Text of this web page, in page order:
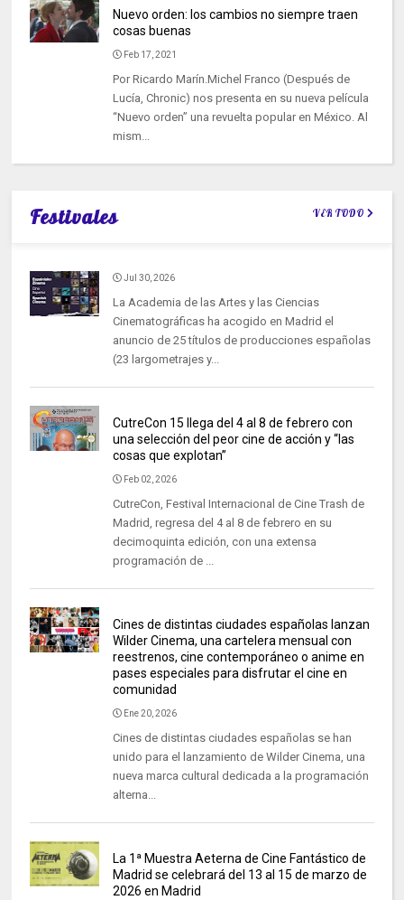
Nuevo orden: los cambios no siempre traen
cosas buenas
Feb 17, 2021
Por Ricardo Marín.Michel Franco (Después de
Lucía, Chronic) nos presenta en su nueva película
“Nuevo orden” una revuelta popular en México. Al
mism...
Festivales VER TODO
Jul 30, 2026
La Academia de las Artes y las Ciencias
Cinematográficas ha acogido en Madrid el
anuncio de 25 títulos de producciones españolas
(23 largometrajes y...
CutreCon 15 llega del 4 al 8 de febrero con
una selección del peor cine de acción y “las
cosas que explotan”
Feb 02, 2026
CutreCon, Festival Internacional de Cine Trash de
Madrid, regresa del 4 al 8 de febrero en su
decimoquinta edición, con una extensa
programación de ...
Cines de distintas ciudades españolas lanzan
Wilder Cinema, una cartelera mensual con
reestrenos, cine contemporáneo o anime en
pases especiales para disfrutar el cine en
comunidad
Ene 20, 2026
Cines de distintas ciudades españolas se han
unido para el lanzamiento de Wilder Cinema, una
nueva marca cultural dedicada a la programación
alterna...
La 1ª Muestra Aeterna de Cine Fantástico de
Madrid se celebrará del 13 al 15 de marzo de
2026 en Madrid